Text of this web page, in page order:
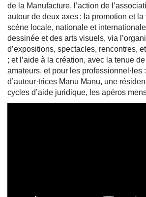
de la Manufacture, l’action de
autour de deux axes : la promotion et
scène locale, nationale et
dessinée et des arts visuels, via
d’expositions, spectacles, rencontres,
; et l’aide à la création, avec la tenue
amateurs, et pour les professionnel·les
d’auteur·trices Manu Manu, une
cycles d’aide juridique, les apéros